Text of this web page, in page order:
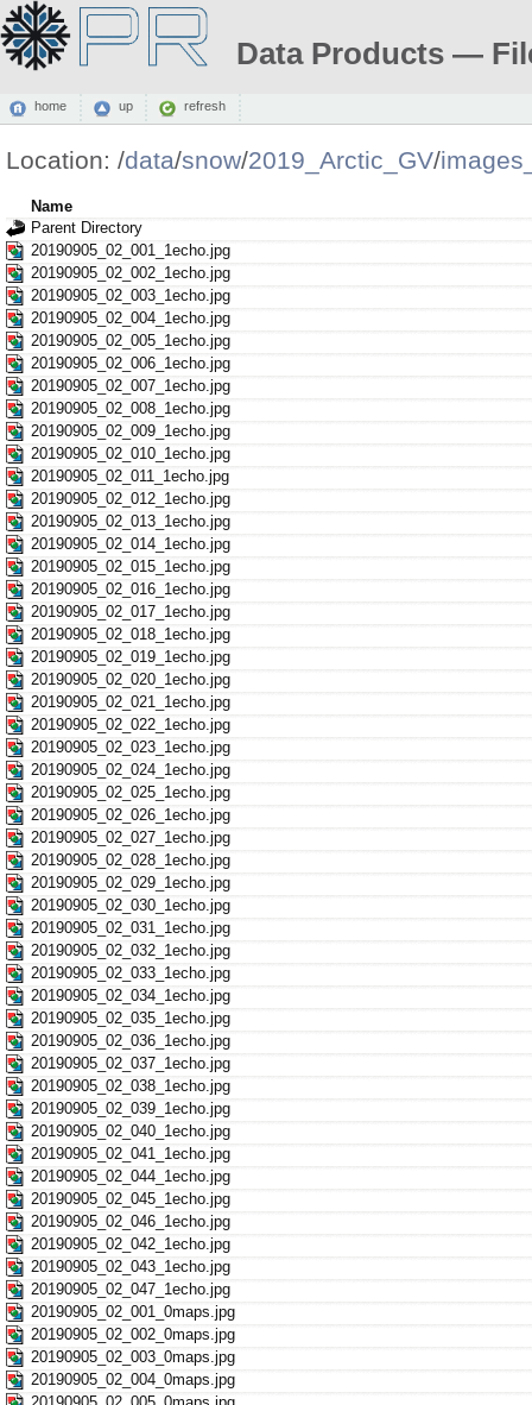
Data Products —
home up refresh
Location: /data/snow/2019_Arctic_GV/
Name
Parent Directory
20190905_02_001_1echo.jpg
20190905_02_002_1echo.jpg
20190905_02_003_1echo.jpg
20190905_02_004_1echo.jpg
20190905_02_005_1echo.jpg
20190905_02_006_1echo.jpg
20190905_02_007_1echo.jpg
20190905_02_008_1echo.jpg
20190905_02_009_1echo.jpg
20190905_02_010_1echo.jpg
20190905_02_011_1echo.jpg
20190905_02_012_1echo.jpg
20190905_02_013_1echo.jpg
20190905_02_014_1echo.jpg
20190905_02_015_1echo.jpg
20190905_02_016_1echo.jpg
20190905_02_017_1echo.jpg
20190905_02_018_1echo.jpg
20190905_02_019_1echo.jpg
20190905_02_020_1echo.jpg
20190905_02_021_1echo.jpg
20190905_02_022_1echo.jpg
20190905_02_023_1echo.jpg
20190905_02_024_1echo.jpg
20190905_02_025_1echo.jpg
20190905_02_026_1echo.jpg
20190905_02_027_1echo.jpg
20190905_02_028_1echo.jpg
20190905_02_029_1echo.jpg
20190905_02_030_1echo.jpg
20190905_02_031_1echo.jpg
20190905_02_032_1echo.jpg
20190905_02_033_1echo.jpg
20190905_02_034_1echo.jpg
20190905_02_035_1echo.jpg
20190905_02_036_1echo.jpg
20190905_02_037_1echo.jpg
20190905_02_038_1echo.jpg
20190905_02_039_1echo.jpg
20190905_02_040_1echo.jpg
20190905_02_041_1echo.jpg
20190905_02_044_1echo.jpg
20190905_02_045_1echo.jpg
20190905_02_046_1echo.jpg
20190905_02_042_1echo.jpg
20190905_02_043_1echo.jpg
20190905_02_047_1echo.jpg
20190905_02_001_0maps.jpg
20190905_02_002_0maps.jpg
20190905_02_003_0maps.jpg
20190905_02_004_0maps.jpg